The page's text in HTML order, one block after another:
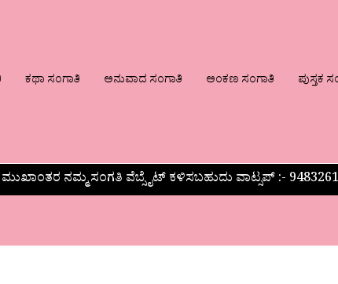
ಕಥಾ ಸಂಗಾತಿ ಅನುವಾದ ಸಂಗಾತಿ ಅಂಕಣ ಸಂಗಾತಿ ಪುಸ್ತಕ
ನಮ್ಮ ಸಂಗತಿ ವೆಬ್ಸೈಟ್ ಕಳಿಸಬಹುದು ವಾಟ್ಸಪ್‌ :-